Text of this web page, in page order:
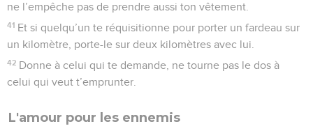
ne l’empêche pas de prendre aussi ton vêtement.
41 Et si quelqu’un te réquisitionne pour porter un fardeau sur
un kilomètre, porte-le sur deux kilomètres avec lui.
42 Donne à celui qui te demande, ne tourne pas le dos à
celui qui veut t’emprunter.
L'amour pour les ennemis